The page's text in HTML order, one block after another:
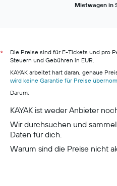
Mietwagen in
*
Die Preise sind für E-Tickets und pro
Steuern und Gebühren in EUR.
KAYAK arbeitet hart daran, genaue
wird keine Garantie für Preise
Darum:
KAYAK ist weder Anbieter
Wir durchsuchen und
Daten für dich.
Warum sind die Preise nicht